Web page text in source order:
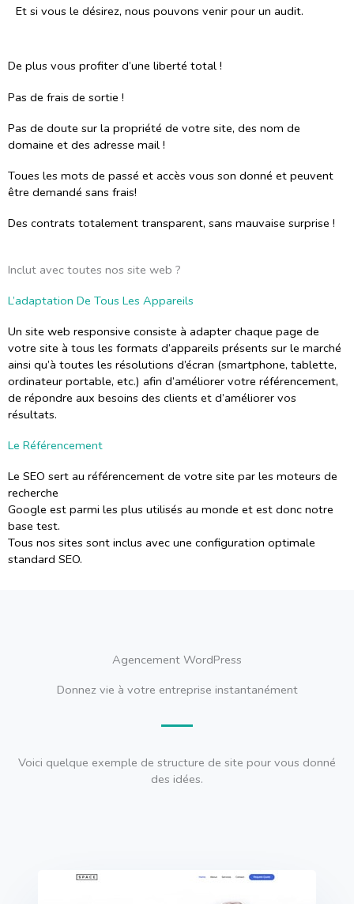
Et si vous le désirez, nous pouvons venir pour un audit.
De plus vous profiter d’une liberté total !
Pas de frais de sortie !
Pas de doute sur la propriété de votre site, des nom de
domaine et des adresse mail !
Toues les mots de passé et accès vous son donné et peuvent
être demandé sans frais!
Des contrats totalement transparent, sans mauvaise surprise !
Inclut avec toutes nos site web ?
L’adaptation De Tous Les Appareils
Un site web responsive consiste à adapter chaque page de
votre site à tous les formats d’appareils présents sur le marché
ainsi qu’à toutes les résolutions d’écran (smartphone, tablette,
ordinateur portable, etc.) afin d’améliorer votre référencement,
de répondre aux besoins des clients et d’améliorer vos
résultats.
Le Référencement
Le SEO sert au référencement de votre site par les moteurs de
recherche
Google est parmi les plus utilisés au monde et est donc notre
base test.
Tous nos sites sont inclus avec une configuration optimale
standard SEO.
Agencement WordPress
Donnez vie à votre entreprise instantanément
Voici quelque exemple de structure de site pour vous donné
des idées.